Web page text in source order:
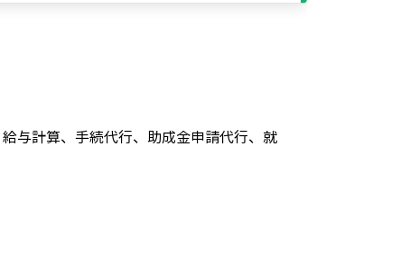
与計算、手続代行、助成金申請代行、就